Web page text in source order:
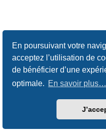
En poursuivant votre
acceptez l’utilisation de
de bénéficier d’une
optimale. En savoir plus…